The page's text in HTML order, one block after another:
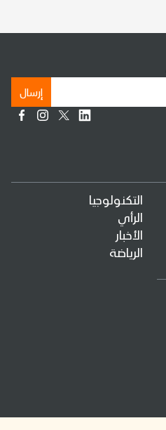
التكنولوجيا
الرأي
الأخبار
الرياضة
إرسال